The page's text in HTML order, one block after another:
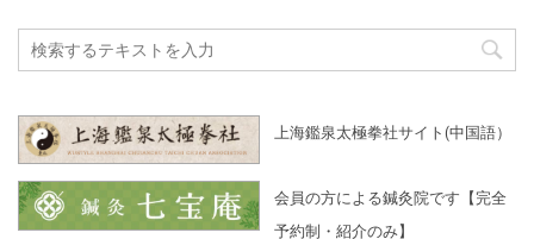
上海鑑泉太極拳社サイト(中国語）
会員の方による鍼灸院です【完全
予約制・紹介のみ】